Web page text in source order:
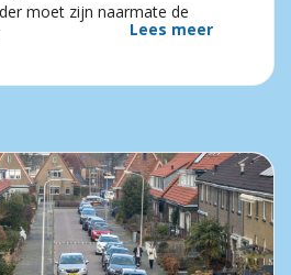
moet zijn naarmate de
Lees meer